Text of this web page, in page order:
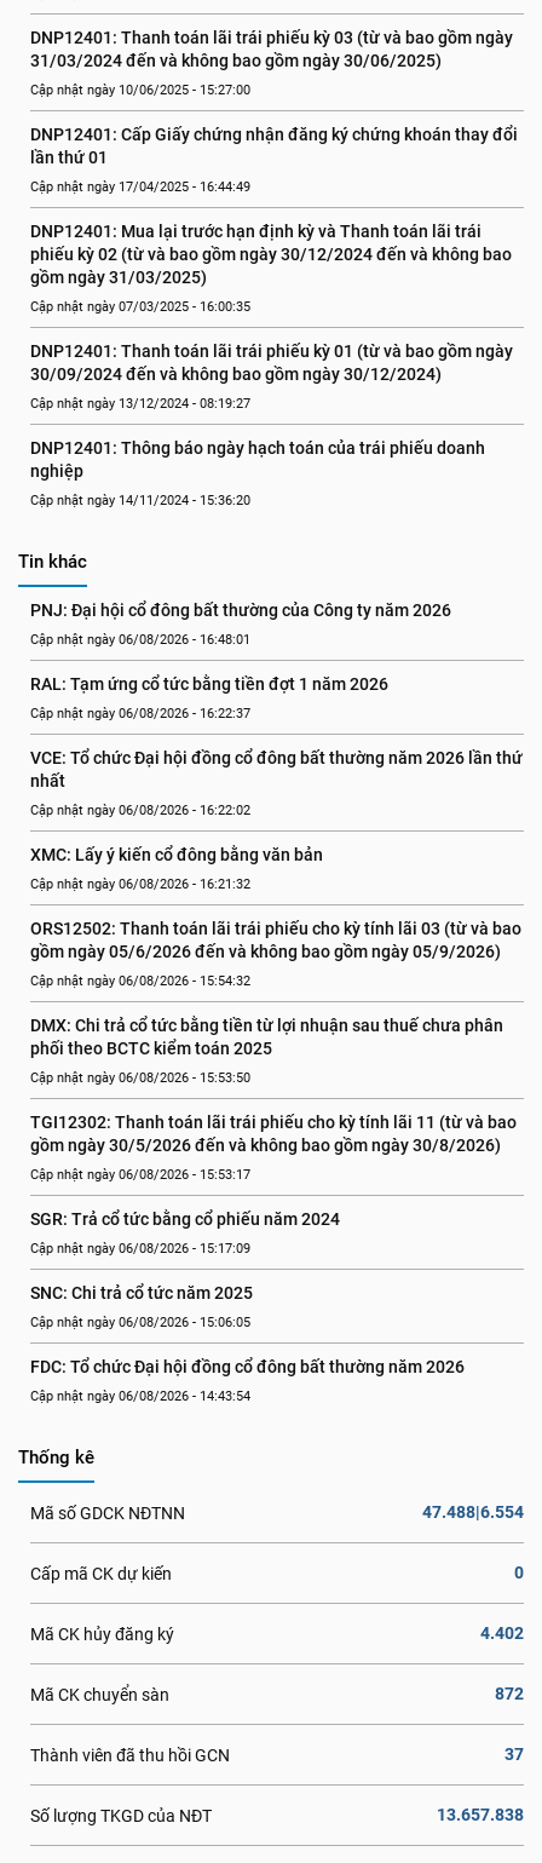
DNP12401: Thanh toán lãi trái phiếu kỳ 03 (từ và bao gồm ngày
31/03/2024 đến và không bao gồm ngày 30/06/2025)
Cập nhật ngày 10/06/2025 - 15:27:00
DNP12401: Cấp Giấy chứng nhận đăng ký chứng khoán thay đổi
lần thứ 01
Cập nhật ngày 17/04/2025 - 16:44:49
DNP12401: Mua lại trước hạn định kỳ và Thanh toán lãi trái
phiếu kỳ 02 (từ và bao gồm ngày 30/12/2024 đến và không bao
gồm ngày 31/03/2025)
Cập nhật ngày 07/03/2025 - 16:00:35
DNP12401: Thanh toán lãi trái phiếu kỳ 01 (từ và bao gồm ngày
30/09/2024 đến và không bao gồm ngày 30/12/2024)
Cập nhật ngày 13/12/2024 - 08:19:27
DNP12401: Thông báo ngày hạch toán của trái phiếu doanh
nghiệp
Cập nhật ngày 14/11/2024 - 15:36:20
Tin khác
PNJ: Đại hội cổ đông bất thường của Công ty năm 2026
Cập nhật ngày 06/08/2026 - 16:48:01
RAL: Tạm ứng cổ tức bằng tiền đợt 1 năm 2026
Cập nhật ngày 06/08/2026 - 16:22:37
VCE: Tổ chức Đại hội đồng cổ đông bất thường năm 2026 lần thứ
nhất
Cập nhật ngày 06/08/2026 - 16:22:02
XMC: Lấy ý kiến cổ đông bằng văn bản
Cập nhật ngày 06/08/2026 - 16:21:32
ORS12502: Thanh toán lãi trái phiếu cho kỳ tính lãi 03 (từ và bao
gồm ngày 05/6/2026 đến và không bao gồm ngày 05/9/2026)
Cập nhật ngày 06/08/2026 - 15:54:32
DMX: Chi trả cổ tức bằng tiền từ lợi nhuận sau thuế chưa phân
phối theo BCTC kiểm toán 2025
Cập nhật ngày 06/08/2026 - 15:53:50
TGI12302: Thanh toán lãi trái phiếu cho kỳ tính lãi 11 (từ và bao
gồm ngày 30/5/2026 đến và không bao gồm ngày 30/8/2026)
Cập nhật ngày 06/08/2026 - 15:53:17
SGR: Trả cổ tức bằng cổ phiếu năm 2024
Cập nhật ngày 06/08/2026 - 15:17:09
SNC: Chi trả cổ tức năm 2025
Cập nhật ngày 06/08/2026 - 15:06:05
FDC: Tổ chức Đại hội đồng cổ đông bất thường năm 2026
Cập nhật ngày 06/08/2026 - 14:43:54
Thống kê
Mã số GDCK NĐTNN 47.488|6.554
Cấp mã CK dự kiến 0
Mã CK hủy đăng ký 4.402
Mã CK chuyển sàn 872
Thành viên đã thu hồi GCN 37
Số lượng TKGD của NĐT 13.657.838